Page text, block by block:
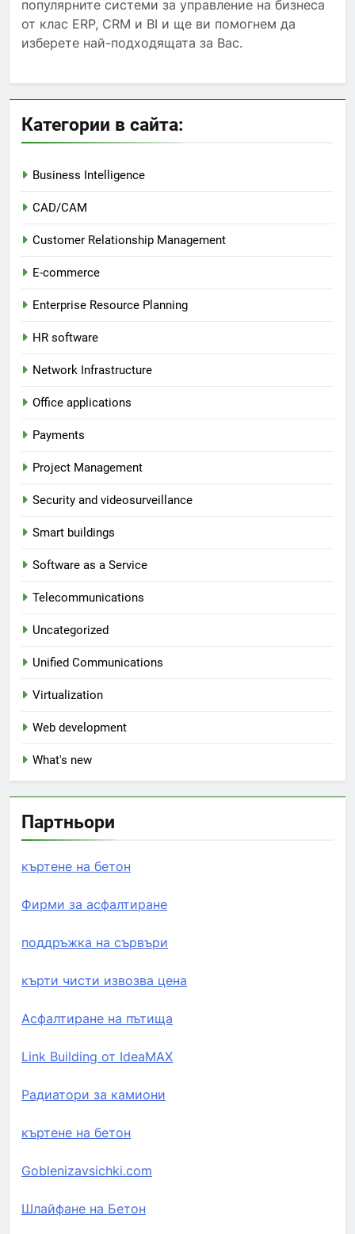
популярните системи за управление на бизнеса
от клас ERP, CRM и BI и ще ви помогнем да
изберете най-подходящата за Вас.
Категории в сайта:
Business Intelligence
CAD/CAM
Customer Relationship Management
E-commerce
Enterprise Resource Planning
HR software
Network Infrastructure
Office applications
Payments
Project Management
Security and videosurveillance
Smart buildings
Software as a Service
Telecommunications
Uncategorized
Unified Communications
Virtualization
Web development
What's new
Партньори
къртене на бетон
Фирми за асфалтиране
поддръжка на сървъри
кърти чисти извозва цена
Асфалтиране на пътища
Link Building от IdeaMAX
Радиатори за камиони
къртене на бетон
Goblenizavsichki.com
Шлайфане на Бетон